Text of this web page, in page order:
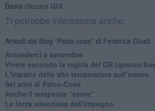
Basta cliccare QUI
Ti potrebbe interessare anche:
Articoli dal Blog “Psico-cose” di Federica Giusti
​Arrivederci a settembre
​Vivere secondo la regola del QB (quanto
​L'impatto delle alte temperature sull’umore
Sei anni di Psico-Cose
​Anche il terapeuta “sente”
​La forza silenziosa dell'impegno